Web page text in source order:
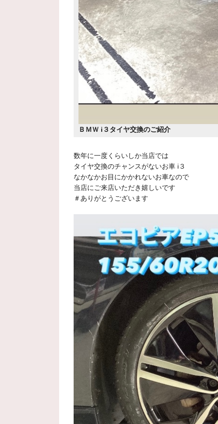
ＢＭＷ i３タイヤ交換のご紹介
数年に一度くらいしか当店では
タイヤ交換のチャンスがないお車 i３
なかなかお目にかかれないお車なので
当店にご来店いただき嬉しいです
＃ありがとうございます